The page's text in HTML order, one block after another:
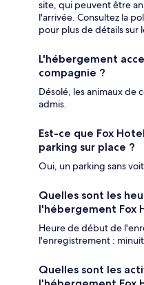
site, qui peuvent être
l'arrivée. Consultez la
pour plus de détails sur
L'hébergement
compagnie ?
Désolé, les animaux de
admis.
Est-ce que Fox
parking sur place ?
Oui, un parking sans
Quelles sont les
l'hébergement Fox
Heure de début de
l'enregistrement :
Quelles sont les